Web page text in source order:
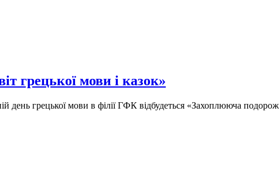
грецької мови і казок»
день грецької мови в філії ГФК відбудеться «Захоплююча